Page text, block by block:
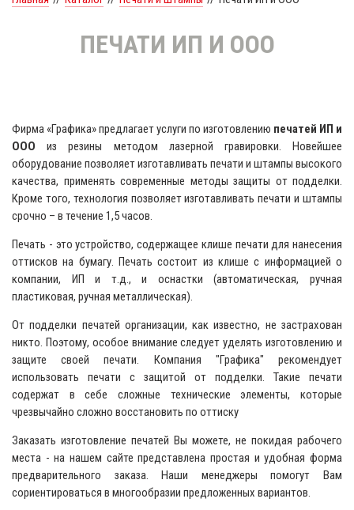
ПЕЧАТИ ИП И ООО
Фирма «Графика» предлагает услуги по изготовлению печатей ИП и
ООО из резины методом лазерной гравировки. Новейшее
оборудование позволяет изготавливать печати и штампы высокого
качества, применять современные методы защиты от подделки.
Кроме того, технология позволяет изготавливать печати и штампы
срочно – в течение 1,5 часов.
Печать - это устройство, содержащее клише печати для нанесения
оттисков на бумагу. Печать состоит из клише с информацией о
компании, ИП и т.д., и оснастки (автоматическая, ручная
пластиковая, ручная металлическая).
От подделки печатей организации, как известно, не застрахован
никто. Поэтому, особое внимание следует уделять изготовлению и
защите своей печати. Компания "Графика" рекомендует
использовать печати с защитой от подделки. Такие печати
содержат в себе сложные технические элементы, которые
чрезвычайно сложно восстановить по оттиску
Заказать изготовление печатей Вы можете, не покидая рабочего
места - на нашем сайте представлена простая и удобная форма
предварительного заказа. Наши менеджеры помогут Вам
сориентироваться в многообразии предложенных вариантов.